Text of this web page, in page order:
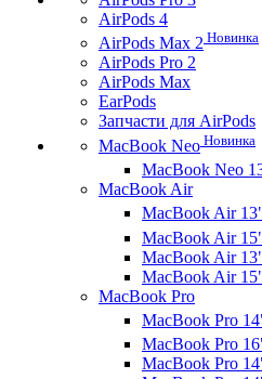
AirPods 4
AirPods Max 2 Новинка
AirPods Pro 2
AirPods Max
EarPods
Запчасти для AirPods
MacBook Neo Новинка
MacBook Neo
MacBook Air
MacBook Air
MacBook Air
MacBook Air
MacBook Air
MacBook Pro
MacBook Pro
MacBook Pro
MacBook Pro